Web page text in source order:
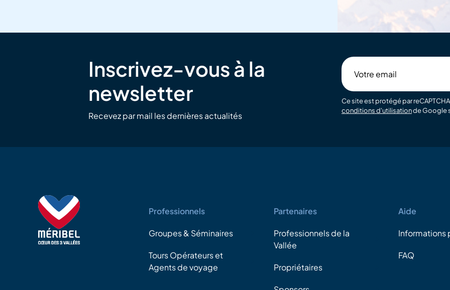
Inscrivez-vous à la
newsletter
Recevez par mail les dernières actualités
email
Ce site est protégé par
conditions d'utilisationde Google
Professionnels
Groupes & Séminaires
Tours Opérateurs et
Agents de voyage
Partenaires
Professionnels de la
Vallée
Propriétaires
Aide
Informations
FAQ